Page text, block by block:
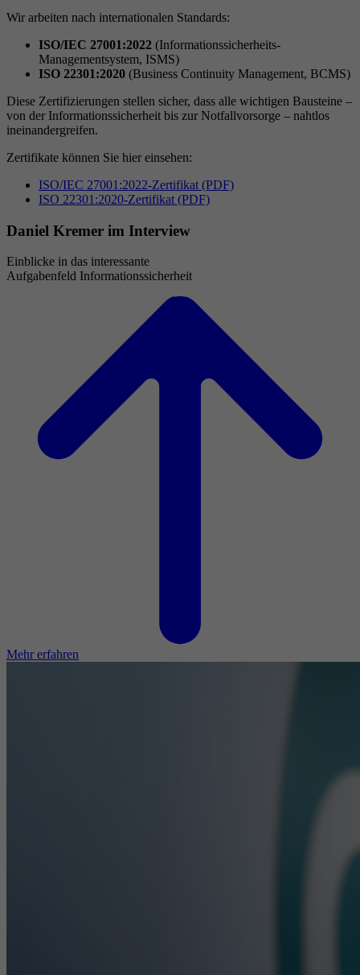
Wir arbeiten nach internationalen Standards:
ISO/IEC 27001:2022 (Informationssicherheits-
Managementsystem, ISMS)
ISO 22301:2020 (Business Continuity Management, BCMS)
Diese Zertifizierungen stellen sicher, dass alle wichtigen Bausteine –
von der Informationssicherheit bis zur Notfallvorsorge – nahtlos
ineinandergreifen.
Zertifikate können Sie hier einsehen:
ISO/IEC 27001:2022-Zertifikat (PDF)
ISO 22301:2020-Zertifikat (PDF)
Daniel Kremer im Interview
Einblicke in das interessante
Aufgabenfeld Informationssicherheit
Mehr erfahren